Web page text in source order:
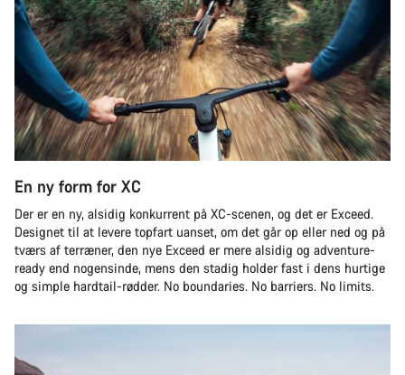
En ny form for XC
Der er en ny, alsidig konkurrent på XC-scenen, og det er Exceed.
Designet til at levere topfart uanset, om det går op eller ned og på
tværs af terræner, den nye Exceed er mere alsidig og adventure-
ready end nogensinde, mens den stadig holder fast i dens hurtige
og simple hardtail-rødder. No boundaries. No barriers. No limits.